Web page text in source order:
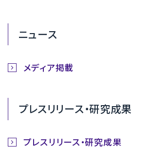
ニュース
メディア掲載
プレスリリース・研究成果
プレスリリース・研究成果